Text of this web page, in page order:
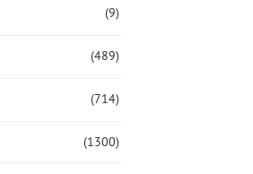
(9)
(489)
(714)
(1300)